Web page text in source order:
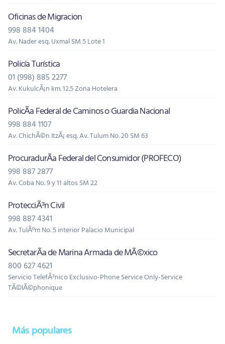
Oficinas de Migracion
998 884 1404
Av. Nader esq. Uxmal SM 5 Lote 1
Policía Turística
01 (998) 885 2277
Av. KukulcÃ¡n km. 12.5 Zona Hotelera
PolicÃ­a Federal de Caminos o Guardia Nacional
998 884 1107
Av. ChichÃ©n ItzÃ¡ esq. Av. Tulum No. 20 SM 63
ProcuradurÃ­a Federal del Consumidor (PROFECO)
998 887 2877
Av. Coba No. 9 y 11 altos SM 22
ProtecciÃ³n Civil
998 887 4341
Av. TulÃºm No. 5 interior Palacio Municipal
SecretarÃ­a de Marina Armada de MÃ©xico
800 627 4621
Servicio TelefÃ³nico Exclusivo-Phone Service Only-Service
TÃ©lÃ©phonique
Más populares